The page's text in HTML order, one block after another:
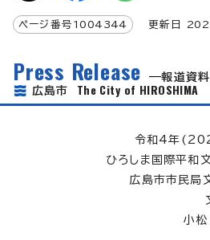
ページ番号 1004344 更新日
Press Release
報道資料
広島市 The City of HIROSHIMA
令和4年
ひろしま国際平和
広島市市民局
小